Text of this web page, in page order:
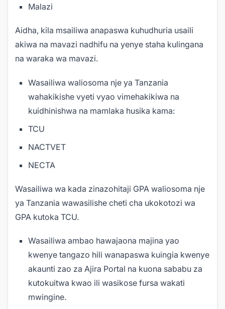
Malazi
Aidha, kila msailiwa anapaswa kuhudhuria usaili
akiwa na mavazi nadhifu na yenye staha kulingana
na waraka wa mavazi.
Wasailiwa waliosoma nje ya Tanzania
wahakikishe vyeti vyao vimehakikiwa na
kuidhinishwa na mamlaka husika kama:
TCU
NACTVET
NECTA
Wasailiwa wa kada zinazohitaji GPA waliosoma nje
ya Tanzania wawasilishe cheti cha ukokotozi wa
GPA kutoka TCU.
Wasailiwa ambao hawajaona majina yao
kwenye tangazo hili wanapaswa kuingia kwenye
akaunti zao za Ajira Portal na kuona sababu za
kutokuitwa kwao ili wasikose fursa wakati
mwingine.